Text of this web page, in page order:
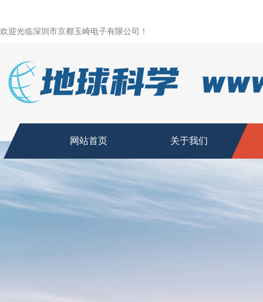
欢迎光临深圳市京都玉崎电子有限公司！
网站首页 关于我们